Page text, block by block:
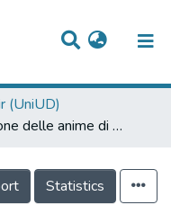
(UniUD)
Descrizione delle anime di Artegna. Il censimento del 13-14 gennaio 1500. Testo latino a fronte
Statistics